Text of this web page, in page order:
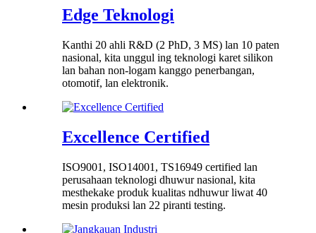
Edge Teknologi
Kanthi 20 ahli R&D (2 PhD, 3 MS) lan 10 paten
nasional, kita unggul ing teknologi karet silikon
lan bahan non-logam kanggo penerbangan,
otomotif, lan elektronik.
Excellence Certified
ISO9001, ISO14001, TS16949 certified lan
perusahaan teknologi dhuwur nasional, kita
mesthekake produk kualitas ndhuwur liwat 40
mesin produksi lan 22 piranti testing.